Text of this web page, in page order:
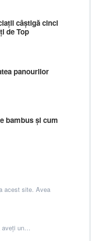
câștigă cinci
de Top
panourilor
bambus și cum
acest site. Avea
aveți un…